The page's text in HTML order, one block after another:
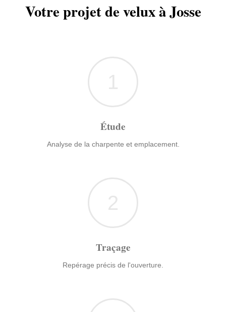
Votre projet de velux à Josse
1
Étude
Analyse de la charpente et emplacement.
2
Traçage
Repérage précis de l'ouverture.